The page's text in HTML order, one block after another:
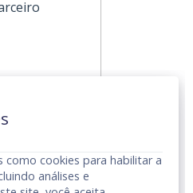
como cookies para habilitar a
análises e